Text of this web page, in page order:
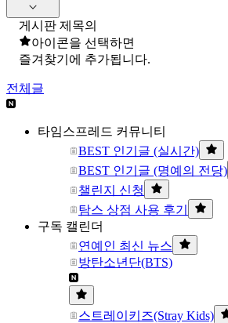
게시판 제목의
아이콘을 선택하면
즐겨찾기에 추가됩니다.
전체글
타임스프레드 커뮤니티
BEST 인기글 (실시간)
BEST 인기글 (명예의 전당)
챌린지 신청
탐스 상점 사용 후기
구독 캘린더
연예인 최신 뉴스
방탄소년단(BTS)
스트레이키즈(Stray Kids)